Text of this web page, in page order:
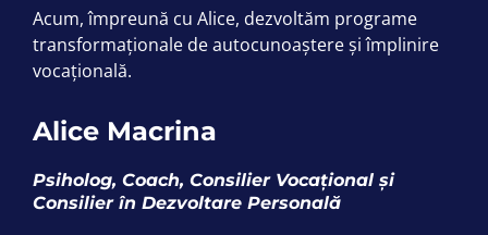
Acum, împreună cu Alice, dezvoltăm programe
transformaționale de autocunoaștere și împlinire
vocațională.
Alice Macrina
Psiholog, Coach, Consilier Vocațional și
Consilier în Dezvoltare Personală